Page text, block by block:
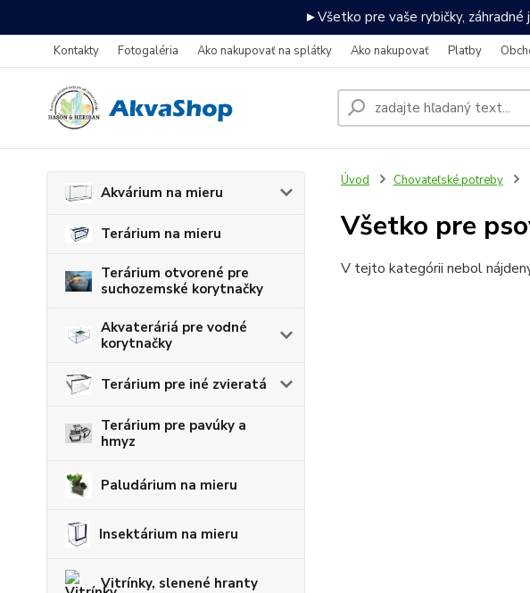
►Všetko pre vaše rybičky,
Kontakty Fotogaléria Ako nakupovať na splátky Ako nakupovať Platby
Akvárium na mieru
Terárium na mieru
Terárium otvorené pre
suchozemské korytnačky
Akvateráriá pre vodné
korytnačky
Terárium pre iné zvieratá
Terárium pre pavúky a
hmyz
Paludárium na mieru
Insektárium na mieru
Vitrínky, slenené hranty
Úvod Chovateľské potreby
Všetko pre
V tejto kategórii nebol